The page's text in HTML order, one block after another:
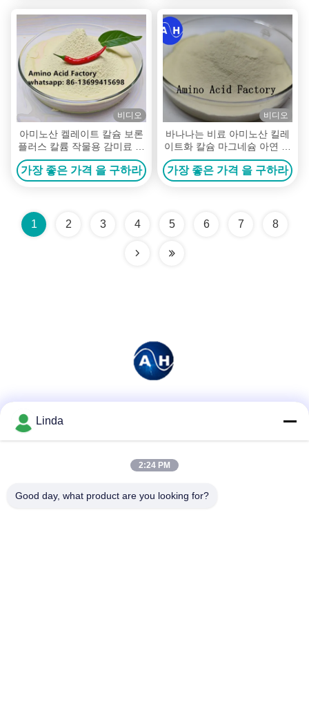
비디오
아미노산 켈레이트 칼슘 보론
플러스 칼륨 작물용 감미료 및
염색
가장 좋은 가격 을 구하라
비디오
바나나는 비료 아미노산 킬레
이트화 칼슘 마그네슘 아연 붕
소 몰리브덴을 나무위로 쫓아
올립니다
가장 좋은 가격 을 구하라
1 2 3 4 5 6 7 8
전화
Linda
2:24 PM
Good day, what product are you looking for?